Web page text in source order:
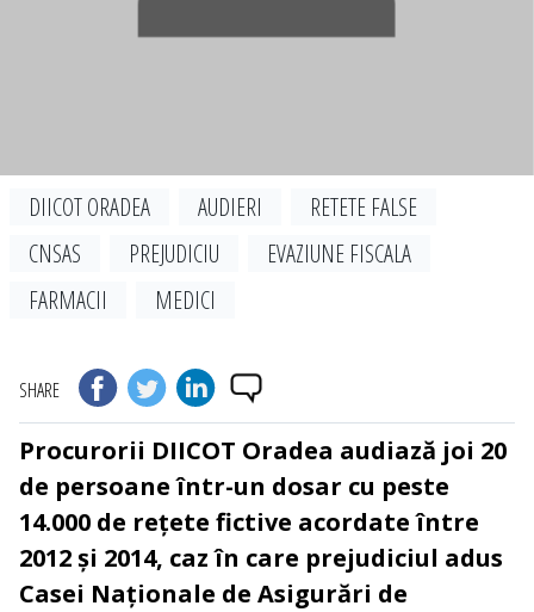
DIICOT ORADEA AUDIERI
RETETE FALSE
CNSAS
PREJUDICIU
EVAZIUNE FISCALA
FARMACII
MEDICI
SHARE
Procurorii DIICOT Oradea audiază joi 20
de persoane într-un dosar cu peste
14.000 de rețete fictive acordate între
2012 și 2014, caz în care prejudiciul adus
Casei Naționale de Asigurări de